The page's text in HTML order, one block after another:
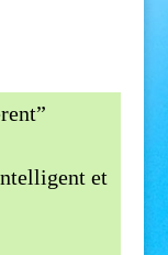
et